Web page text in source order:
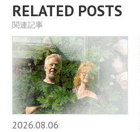
RELATED POSTS
関連記事
2026.08.06